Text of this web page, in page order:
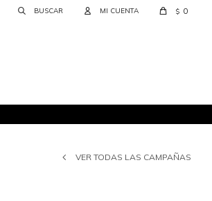
$ 0
VER TODAS LAS CAMPAÑAS